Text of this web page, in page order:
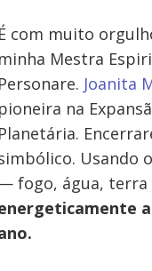
com muito
Mestra
Joanita
na
Usando
fogo, água, terra